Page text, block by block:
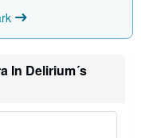
In Delirium´s